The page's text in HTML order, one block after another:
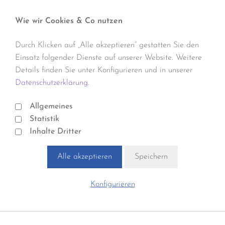
Wie wir Cookies & Co nutzen
Durch Klicken auf „Alle akzeptieren“ gestatten Sie den
Einsatz folgender Dienste auf unserer Website. Weitere
Details finden Sie unter Konfigurieren und in unserer
Datenschutzerklärung.
Allgemeines
Statistik
Inhalte Dritter
Alle akzeptieren Speichern
Konfigurieren